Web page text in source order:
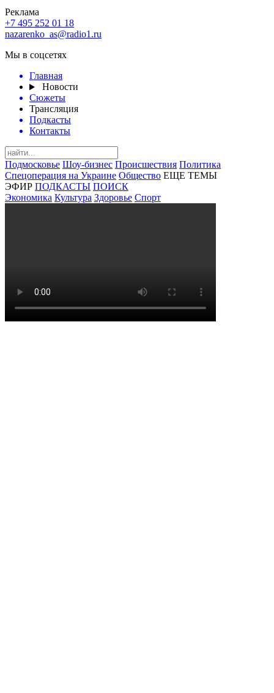
Реклама
+7 495 252 01 18
nazarenko_as@radio1.ru
Мы в соцсетях
Главная
Новости
Сюжеты
Трансляция
Подкасты
Контакты
Подмосковье Шоу-бизнес Происшествия Политика
Спецоперация на Украине Общество ЕЩЕ ТЕМЫ
ЭФИР ПОДКАСТЫ ПОИСК
Экономика Культура Здоровье Спорт